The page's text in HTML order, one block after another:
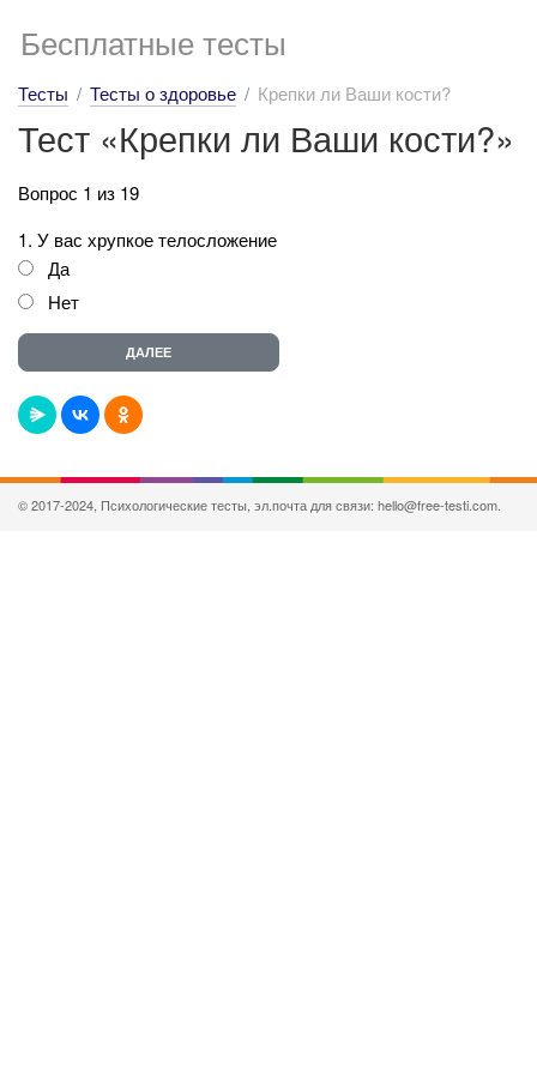
Бесплатные тесты
Тесты Тесты о здоровье Крепки ли Ваши кости?
Тест «Крепки ли Ваши кости?»
Вопрос 1 из 19
1. У вас хрупкое телосложение
Да
Нет
© 2017-2024, Психологические тесты, эл.почта для связи: hello@free-testi.com.